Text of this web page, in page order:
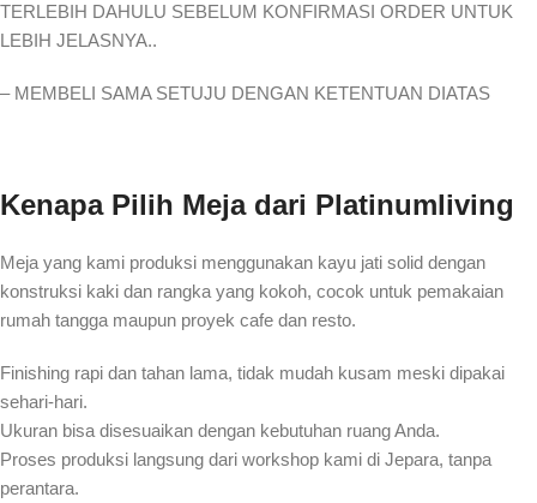
TERLEBIH DAHULU SEBELUM KONFIRMASI ORDER UNTUK
LEBIH JELASNYA..
– MEMBELI SAMA SETUJU DENGAN KETENTUAN DIATAS
Kenapa Pilih Meja dari Platinumliving
Meja yang kami produksi menggunakan kayu jati solid dengan
konstruksi kaki dan rangka yang kokoh, cocok untuk pemakaian
rumah tangga maupun proyek cafe dan resto.
Finishing rapi dan tahan lama, tidak mudah kusam meski dipakai
sehari-hari.
Ukuran bisa disesuaikan dengan kebutuhan ruang Anda.
Proses produksi langsung dari workshop kami di Jepara, tanpa
perantara.